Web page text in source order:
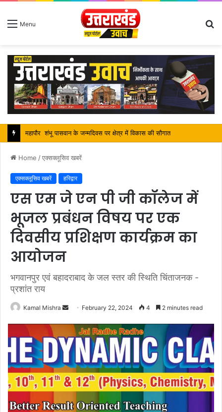
Menu
Home /एक्सक्लूसिव खबरें
एक्सक्लूसिव खबरें हरिद्वार
एस एम जे एन पी जी कॉलेज में
भूजल प्रबंधन विषय पर एक
दिवसीय प्रशिक्षण कार्यक्रम का
आयोजन
भगवानपुर एवं बहादराबाद के जल स्तर की स्थिति चिंताजनक -
प्रशांत राय
Kamal Mishra
Send
email
February 22, 2024 4 2 minutes read